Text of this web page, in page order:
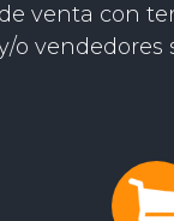
venta con